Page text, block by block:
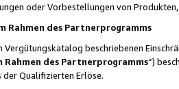
oder Vorbestellungen von
Rahmen des Partnerprogramms
Vergütungskatalog beschriebenen
des Partnerprogramms“)
Qualifizierten Erlöse.